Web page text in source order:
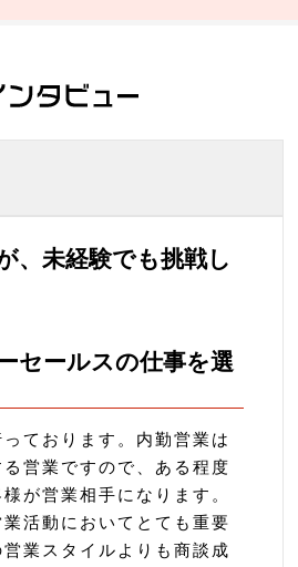
、未経験でも挑戦し
セールスの仕事を選
ております。内勤営業は
営業ですので、ある程度
が営業相手になります。
活動においてとても重要
業スタイルよりも商談成